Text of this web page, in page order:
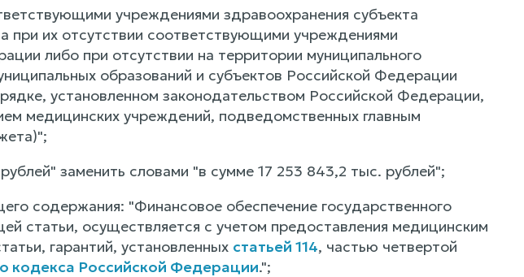
учреждениями здравоохранения субъекта
при их отсутствии соответствующими учреждениями
либо при отсутствии на территории муниципального
образований и субъектов Российской Федерации
установленном законодательством Российской Федерации,
медицинских учреждений, подведомственных главным
заменить словами "в сумме 17 253 843,2 тыс. рублей";
содержания: "Финансовое обеспечение государственного
статьи, осуществляется с учетом предоставления медицинским
гарантий, установленных статьей 114, частью четвертой
кодекса Российской Федерации.";